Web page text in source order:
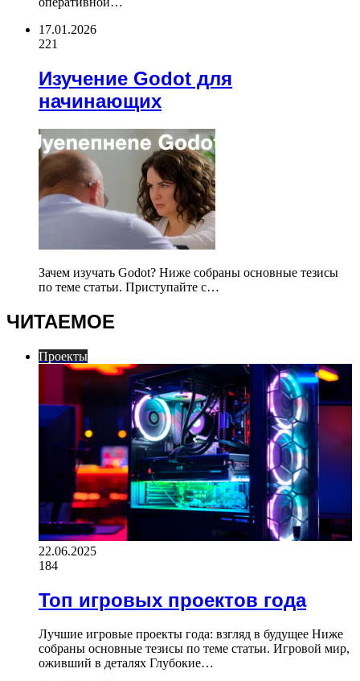
17.01.2026
221
Изучение Godot для
начинающих
Зачем изучать Godot? Ниже собраны основные тезисы
по теме статьи. Приступайте с…
ЧИТАЕМОЕ
Проекты
22.06.2025
184
Топ игровых проектов года
Лучшие игровые проекты года: взгляд в будущее Ниже
собраны основные тезисы по теме статьи. Игровой мир,
оживший в деталях Глубокие…